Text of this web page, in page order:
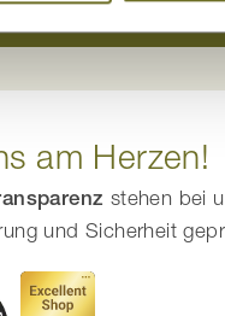
am Herzen!
stehen bei
und Sicherheit